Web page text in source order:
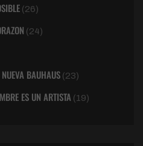
(26)
(24)
BAUHAUS (23)
ES UN ARTISTA (19)